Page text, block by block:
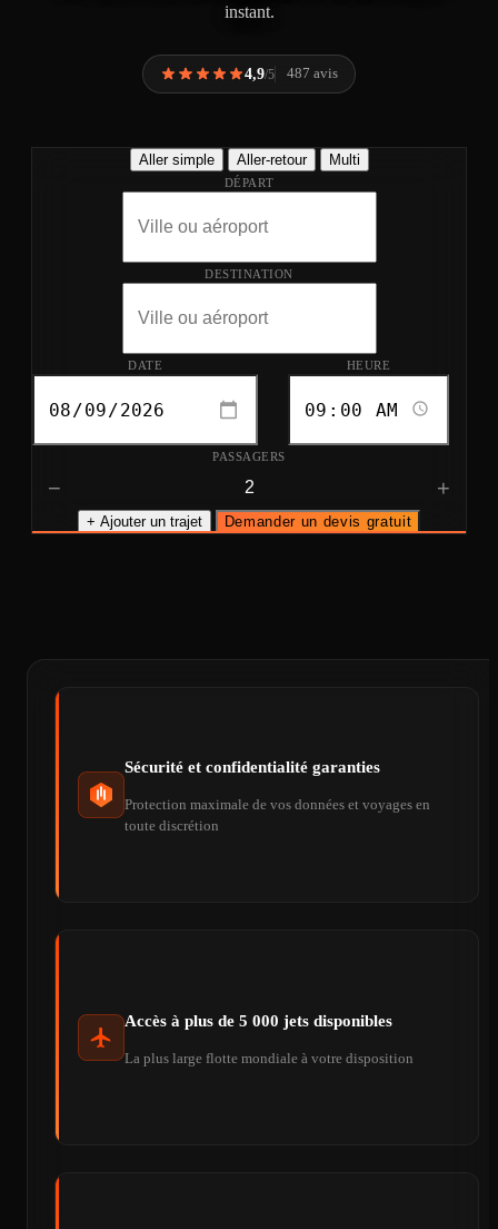
instant.
4,9/5 487 avis
Aller simple Aller-retour Multi
DÉPART
DESTINATION
DATE HEURE
PASSAGERS
− +
+ Ajouter un trajet Demander un devis gratuit
Sécurité et confidentialité garanties
Protection maximale de vos données et voyages en
toute discrétion
Accès à plus de 5 000 jets disponibles
La plus large flotte mondiale à votre disposition